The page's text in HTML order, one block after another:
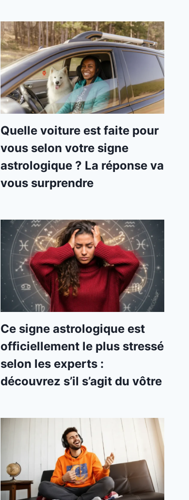
Quelle voiture est faite pour
vous selon votre signe
astrologique ? La réponse va
vous surprendre
Ce signe astrologique est
officiellement le plus stressé
selon les experts :
découvrez s’il s’agit du vôtre